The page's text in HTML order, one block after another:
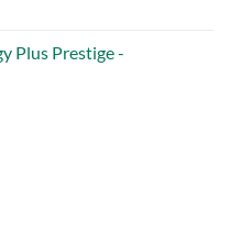
Plus Prestige -